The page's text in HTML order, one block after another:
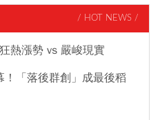
/ HOT NEWS /
熱漲勢 vs 嚴峻現實
「落後群創」成最後稻